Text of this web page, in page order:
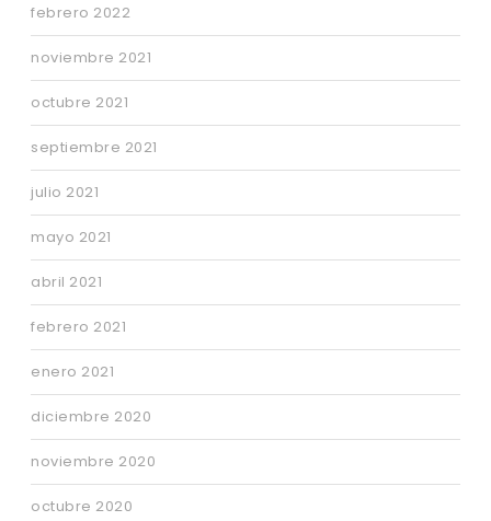
febrero 2022
noviembre 2021
octubre 2021
septiembre 2021
julio 2021
mayo 2021
abril 2021
febrero 2021
enero 2021
diciembre 2020
noviembre 2020
octubre 2020